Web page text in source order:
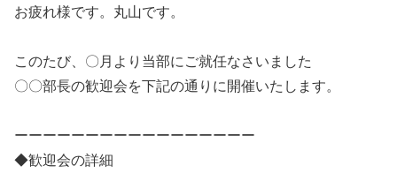
お疲れ様です。丸山です。
このたび、〇月より当部にご就任なさいました
〇〇部長の歓迎会を下記の通りに開催いたします。
ーーーーーーーーーーーーーーーーー
◆歓迎会の詳細